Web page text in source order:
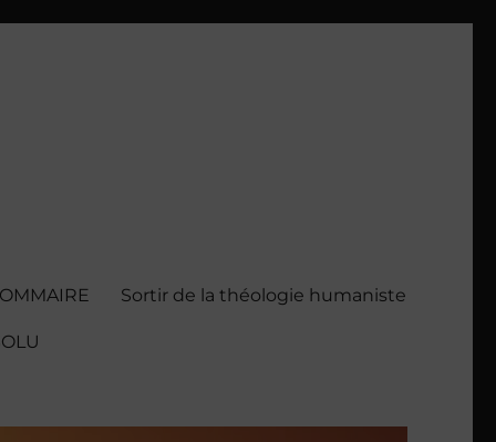
Sortir de la théologie humaniste